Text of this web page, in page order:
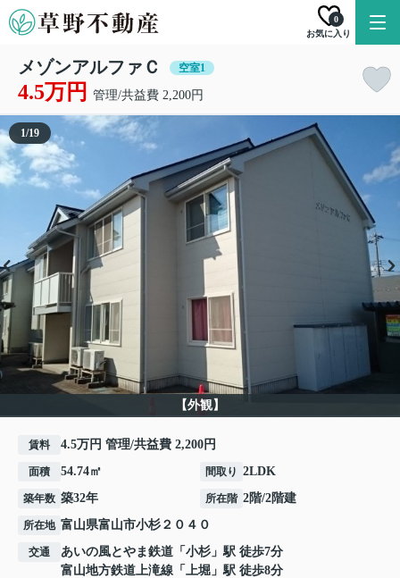
お気に入り
0
メゾンアルファＣ 空室1
4.5万円 管理/共益費 2,200円
【外観】
1/19
賃料 4.5万円 管理/共益費 2,200円
面積 54.74㎡ 間取り 2LDK
築年数 築32年 所在階 2階/2階建
所在地 富山県富山市小杉 ２０４０
交通 あいの風とやま鉄道 「 小杉 」駅 徒歩7分
富山地方鉄道上滝線 「 上堀 」駅 徒歩8分